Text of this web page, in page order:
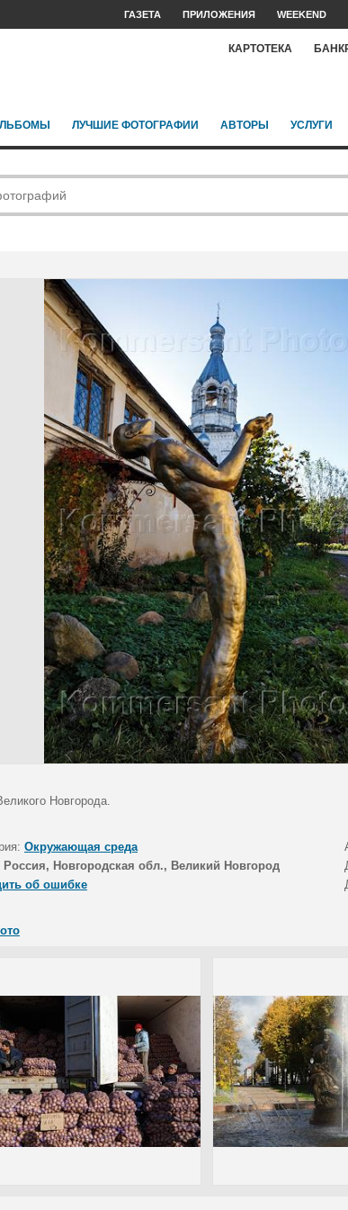
ГАЗЕТА ПРИЛОЖЕНИЯ WEEKEND
КАРТОТЕКА
ЛУЧШИЕ ФОТОГРАФИИ АВТОРЫ УСЛУГИ
Новгорода.
Окружающая среда
Россия, Новгородская обл., Великий Новгород
об ошибке